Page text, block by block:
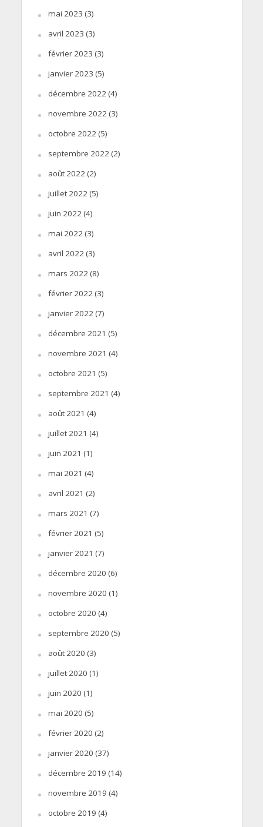
mai 2023 (3)
avril 2023 (3)
février 2023 (3)
janvier 2023 (5)
décembre 2022(4)
novembre 2022(3)
octobre 2022(5)
septembre 2022(2)
août 2022(2)
juillet 2022(5)
juin 2022(4)
mai 2022(3)
avril 2022(3)
mars 2022(8)
février 2022(3)
janvier 2022(7)
décembre 2021 (5)
novembre 2021 (4)
octobre 2021 (5)
septembre 2021 (4)
août 2021 (4)
juillet 2021 (4)
juin 2021 (1)
mai 2021 (4)
avril 2021 (2)
mars 2021 (7)
février 2021 (5)
janvier 2021 (7)
décembre 2020 (6)
novembre 2020 (1)
octobre 2020 (4)
septembre 2020 (5)
août 2020 (3)
juillet 2020 (1)
juin 2020 (1)
mai 2020 (5)
février 2020 (2)
janvier 2020 (37)
décembre 2019 (14)
novembre 2019 (4)
octobre 2019 (4)